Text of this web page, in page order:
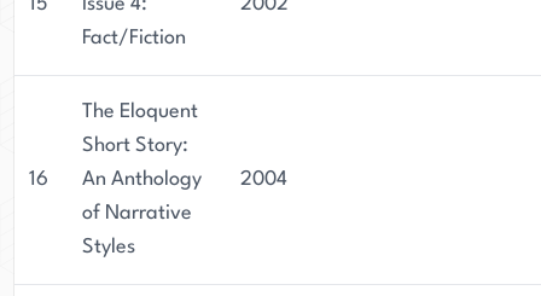
15
Issue 4:
Fact/Fiction
2002
16
The Eloquent
Short Story:
An Anthology
of Narrative
Styles
2004